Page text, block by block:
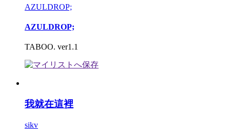
AZULDROP;
AZULDROP;
TABOO. ver1.1
我就在這裡
sikv